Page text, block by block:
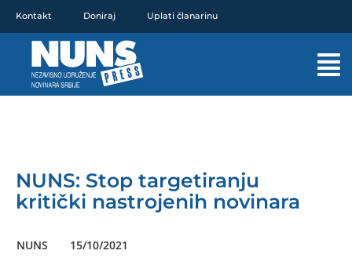
sadržaj
Kontakt Doniraj Uplati članarinu
NUNS: Stop targetiranju
kritički nastrojenih novinara
NUNS 15/10/2021